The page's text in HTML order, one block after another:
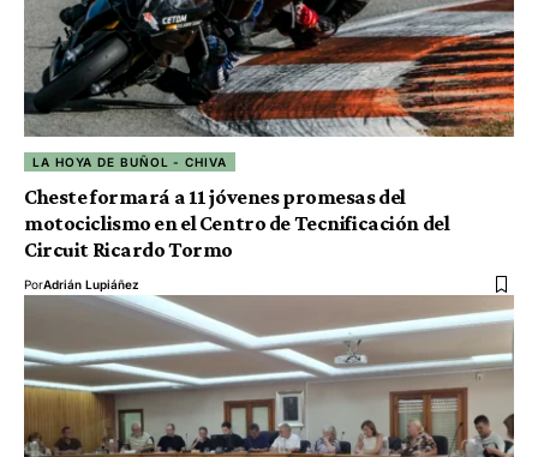
LA HOYA DE BUÑOL - CHIVA
Cheste formará a 11 jóvenes promesas del
motociclismo en el Centro de Tecnificación del
Circuit Ricardo Tormo
PorAdrián Lupiáñez